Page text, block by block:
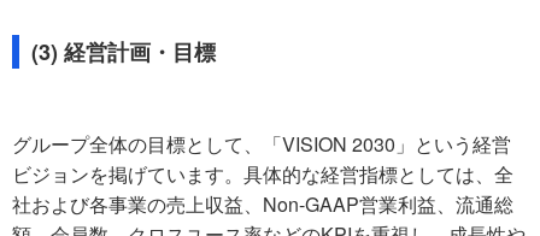
(3) 経営計画・目標
グループ全体の目標として、「VISION 2030」という経営
ビジョンを掲げています。具体的な経営指標としては、全
社および各事業の売上収益、Non-GAAP営業利益、流通総